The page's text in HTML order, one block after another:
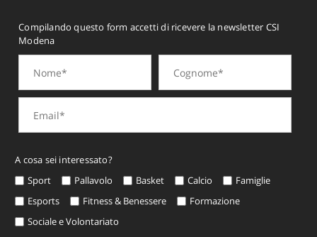
Compilando questo form accetti di ricevere la newsletter CSI
Modena
A cosa sei interessato?
Sport
Pallavolo Basket Calcio
Famiglie
Esports
Fitness & Benessere
Formazione
Sociale e Volontariato